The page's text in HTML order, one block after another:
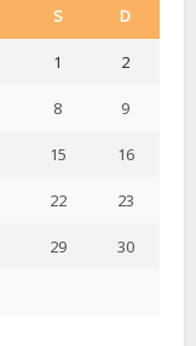
S D
1 2
8 9
15 16
22 23
29 30